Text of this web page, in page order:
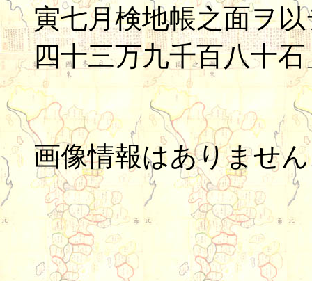
寅七月検地帳之面ヲ
四十三万九千百八十
画像情報はありませ